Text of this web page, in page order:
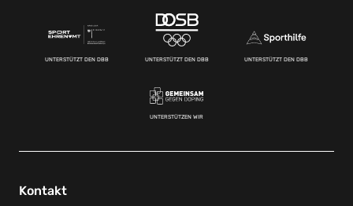
UNTERSTÜTZT DEN DBB UNTERSTÜTZT DEN DBB UNTERSTÜTZT DEN DBB
UNTERSTÜTZEN WIR
Kontakt